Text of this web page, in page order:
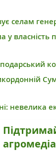
селам
у власність
невелика
агромедіа